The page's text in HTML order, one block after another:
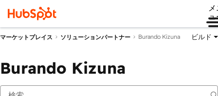
ュ
マーケットプレイス ソリューションパートナー Burando Kizuna ビルド
Burando Kizuna